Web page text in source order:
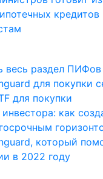
кредитов
для покупки
для покупки
как
который
в 2022 году